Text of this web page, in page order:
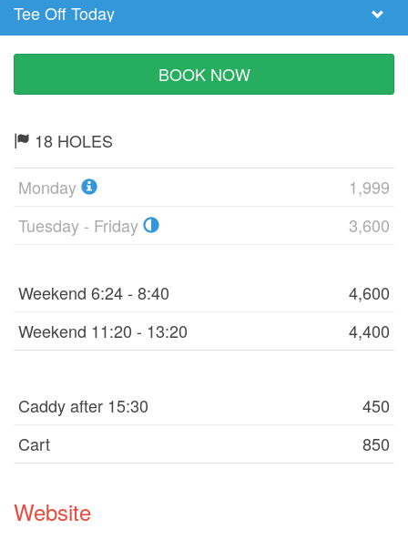
Select
Tee
Time
Tee Off Today
BOOK NOW
18 HOLES
Monday
1,999
Tuesday - Friday
3,600
Weekend 6:24 - 8:40
4,600
Weekend 11:20 - 13:20
4,400
Caddy after 15:30
450
Cart
850
Website